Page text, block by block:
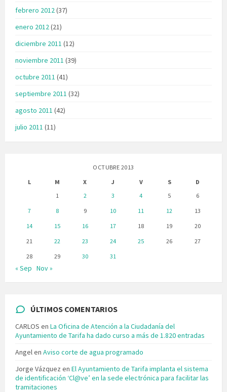
febrero 2012(37)
enero 2012(21)
diciembre 2011 (12)
noviembre 2011 (39)
octubre 2011 (41)
septiembre 2011 (32)
agosto 2011 (42)
julio 2011 (11)
OCTUBRE 2013
L
M X J V S
D
1
2 3 4 5
6
7
8 9 10 11 12
13
14
15 16 17 18 19
20
21
22 23 24 25 26
27
28
29 30 31
« Sep Nov »
ÚLTIMOS COMENTARIOS
CARLOS en La Oficina de Atención a la Ciudadanía del
Ayuntamiento de Tarifa ha dado curso a más de 1.820 entradas
Angelen Aviso corte de agua programado
Jorge Vázquez en El Ayuntamiento de Tarifa implanta el sistema
de identificación ‘Cl@ve’ en la sede electrónica para facilitar las
tramitaciones